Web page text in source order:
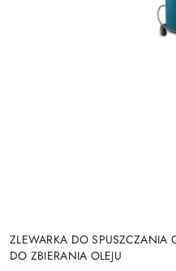
ZLEWARKA DO SPUSZCZANIA
DO ZBIERANIA OLEJU